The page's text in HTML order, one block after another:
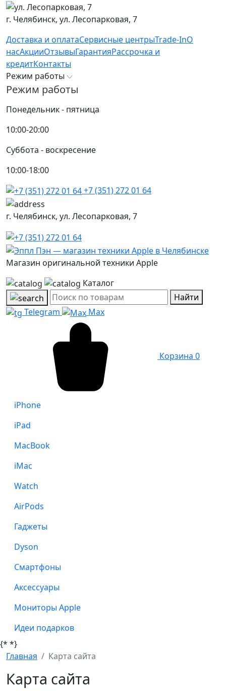
г. Челябинск, ул. Лесопарковая, 7
Доставка и оплатаСервисные центрыTrade-InО
насАкцииОтзывыГарантияРассрочка и
кредитКонтакты
Режим работы
Режим работы
Понедельник - пятница
10:00-20:00
Суббота - воскресение
10:00-18:00
+7 (351) 272 01 64
г. Челябинск, ул. Лесопарковая, 7
Магазин оригинальной техники Apple
Каталог
Найти
Telegram
Max
Корзина 0
iPhone
iPad
MacBook
iMac
Watch
AirPods
Гаджеты
Dyson
Смартфоны
Аксессуары
Мониторы Apple
Идеи подарков
{* *}
Главная
Карта сайта
Карта сайта